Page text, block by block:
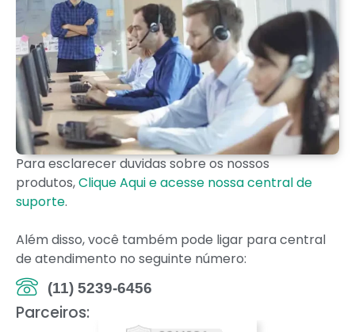
Para esclarecer duvidas sobre os nossos
produtos,Clique Aqui e acesse nossa central de
suporte.
Além disso, você também pode ligar para central
de atendimento no seguinte número:
(11) 5239-6456
Parceiros: